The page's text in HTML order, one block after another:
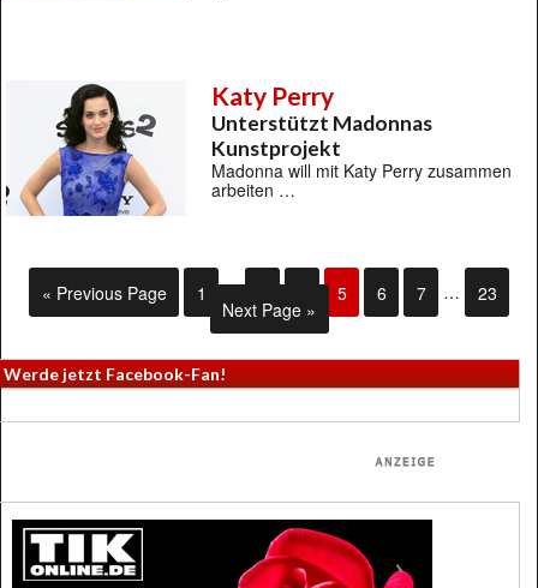
Katy Perry
Unterstützt Madonnas
Kunstprojekt
Madonna will mit Katy Perry zusammen
arbeiten …
« Previous Page 1 … 5 6 7 … 23
Next Page »
Werde jetzt Facebook-Fan!